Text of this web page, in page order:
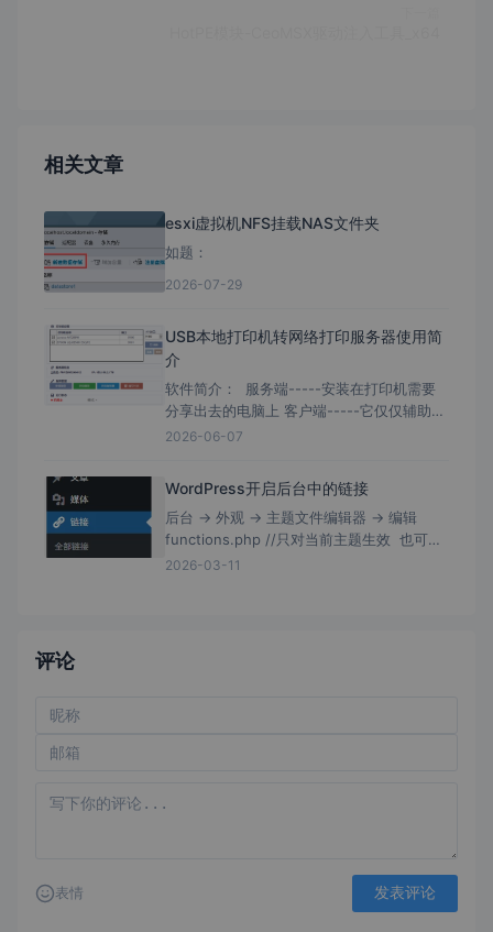
相关文章
esxi虚拟机NFS挂载NAS文件夹
如题：
2026-07-29
USB本地打印机转网络打印服务器使用简
介
软件简介： 服务端-----安装在打印机需要
分享出去的电脑上 客户端-----它仅仅辅助为
需要去连接打印机的电脑快速安装； 客户端
2026-06-07
WordPress开启后台中的链接
后台 → 外观 → 主题文件编辑器 → 编辑
functions.php //只对当前主题生效 也可编
辑/wp-includes/functions.php //理论上
2026-03-11
评论
表情 发表评论